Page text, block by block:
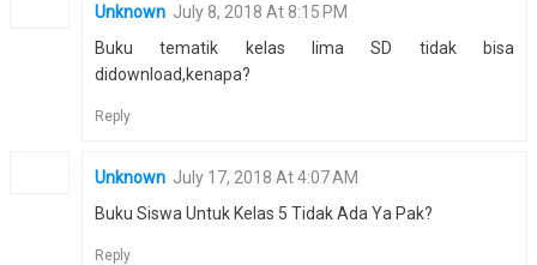
Unknown July 8, 2018 At 8:15 PM
Buku tematik kelas lima SD tidak bisa
didownload,kenapa?
Reply
Unknown July 17, 2018 At 4:07 AM
Buku Siswa Untuk Kelas 5 Tidak Ada Ya Pak?
Reply